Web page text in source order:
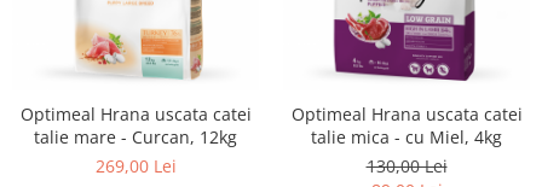
Optimeal Hrana uscata catei
talie mare - Curcan, 12kg
269,00 Lei
Optimeal Hrana uscata catei
talie mica - cu Miel, 4kg
130,00 Lei